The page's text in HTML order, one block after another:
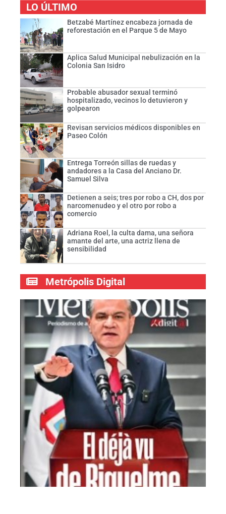
LO ÚLTIMO
Betzabé Martínez encabeza jornada de
reforestación en el Parque 5 de Mayo
Aplica Salud Municipal nebulización en la
Colonia San Isidro
Probable abusador sexual terminó
hospitalizado, vecinos lo detuvieron y
golpearon
Revisan servicios médicos disponibles en
Paseo Colón
Entrega Torreón sillas de ruedas y
andadores a la Casa del Anciano Dr.
Samuel Silva
Detienen a seis; tres por robo a CH, dos por
narcomenudeo y el otro por robo a
comercio
Adriana Roel, la culta dama, una señora
amante del arte, una actriz llena de
sensibilidad
Metrópolis Digital